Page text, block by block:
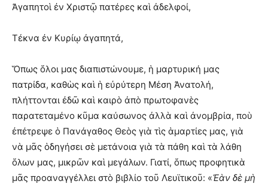
Ἀγαπητοὶ ἐν Χριστῷ πατέρες καὶ ἀδελφοί,
Τέκνα ἐν Κυρίῳ ἀγαπητά,
Ὅπως ὅλοι μας διαπιστώνουμε, ἡ μαρτυρική μας
πατρίδα, καθὼς καὶ ἡ εὐρύτερη Μέση Ἀνατολή,
πλήττονται ἐδῶ καὶ καιρὸ ἀπὸ πρωτοφανὲς
παρατεταμένο κῦμα καύσωνος ἀλλὰ καὶ ἀνομβρία, ποὺ
ἐπέτρεψε ὁ Πανάγαθος Θεὸς γιὰ τὶς ἁμαρτίες μας, γιὰ
νὰ μᾶς ὁδηγήσει σὲ μετάνοια γιὰ τὰ πάθη καὶ τὰ λάθη
ὅλων μας, μικρῶν καὶ μεγάλων. Γιατί, ὅπως προφητικὰ
μᾶς προαναγγέλλει στὸ βιβλίο τοῦ Λευϊτικοῦ: «Ἐὰν δὲ μὴ